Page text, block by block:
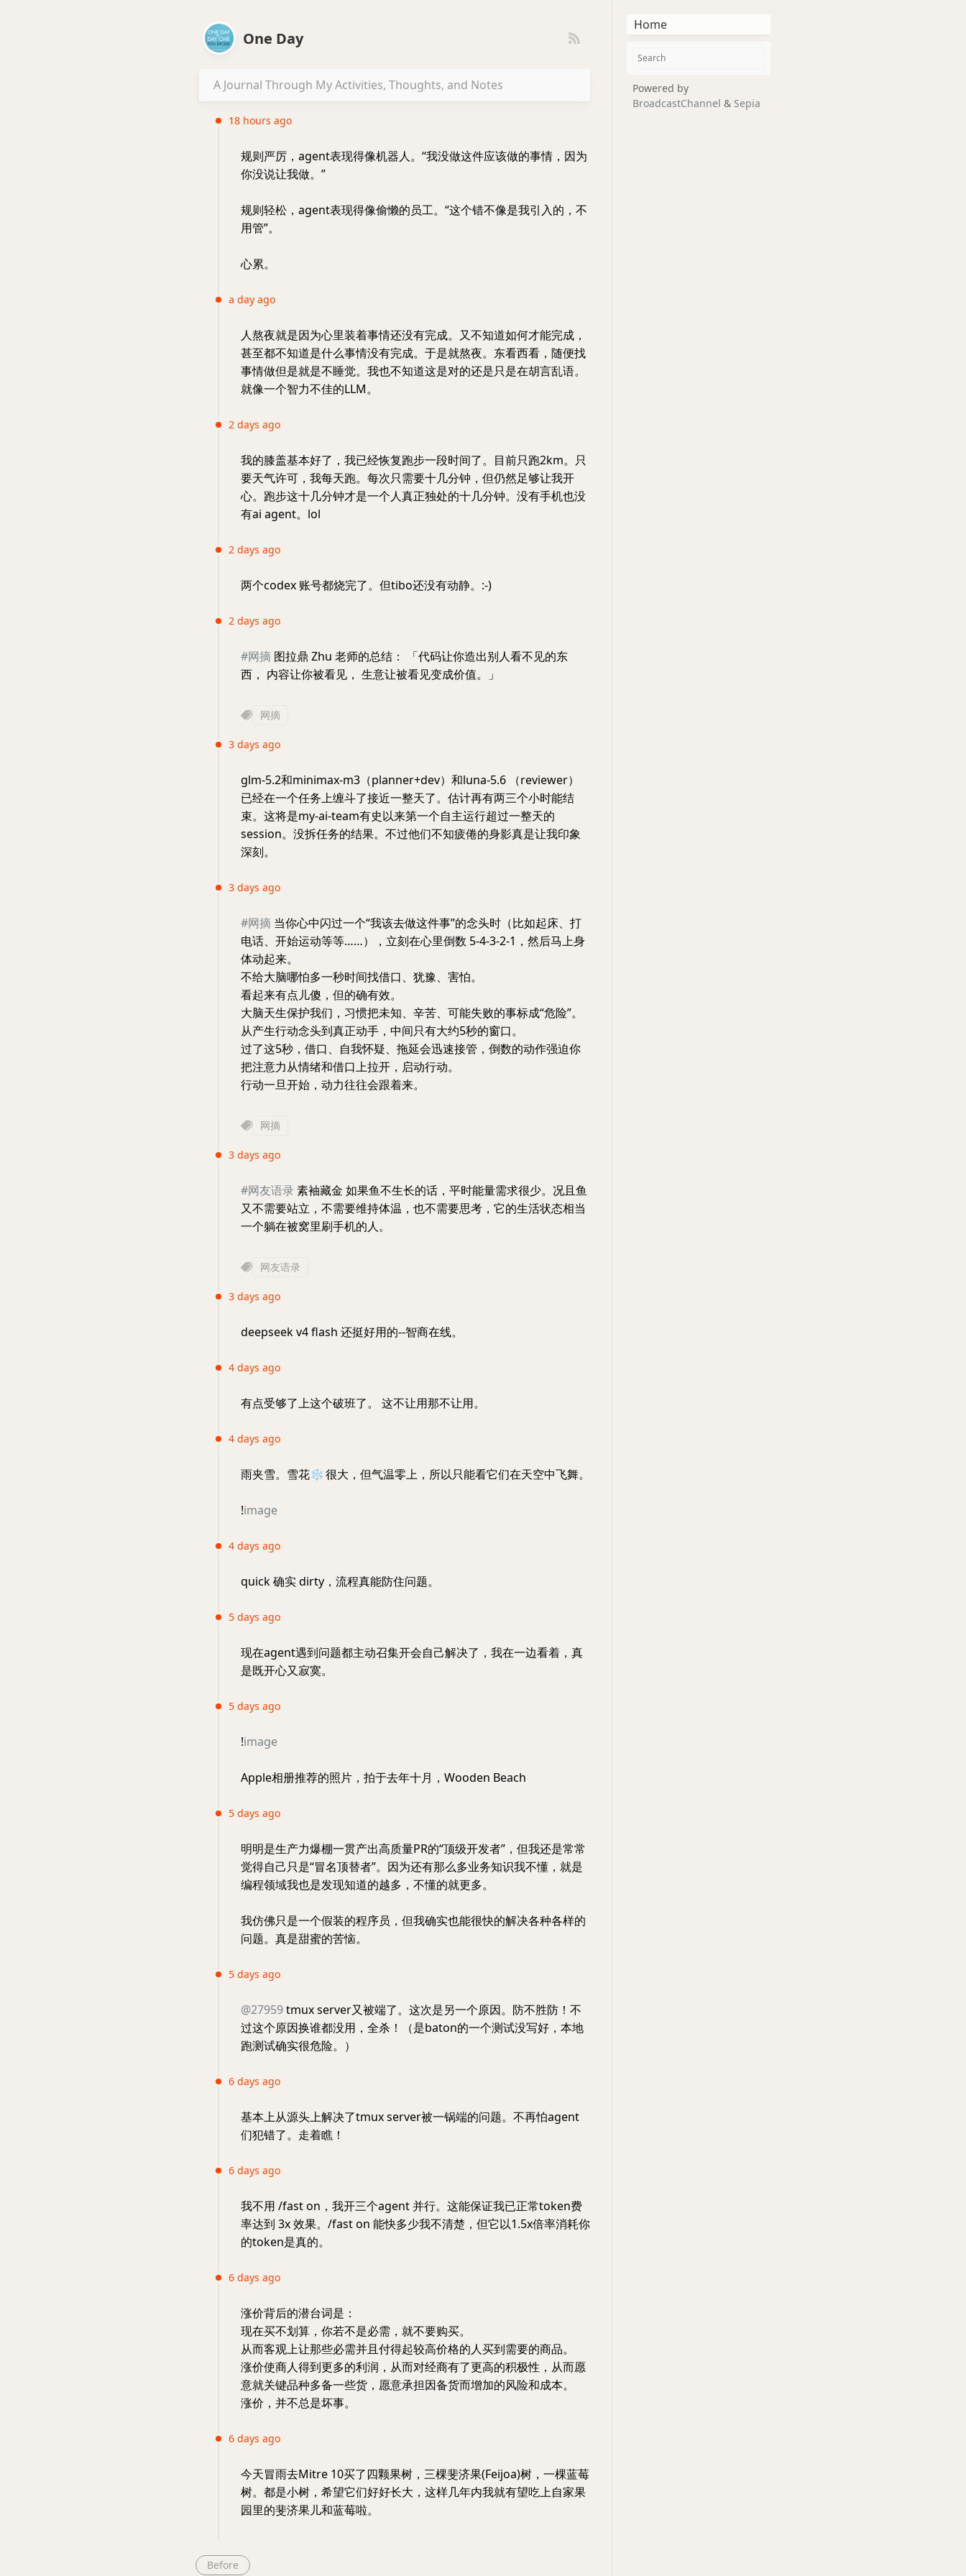
One Day
A Journal Through My Activities, Thoughts, and Notes
18 hours ago
规则严厉，agent表现得像机器人。“我没做这件应该做的事情，因为
你没说让我做。”
规则轻松，agent表现得像偷懒的员工。“这个错不像是我引入的，不
用管”。
心累。
a day ago
人熬夜就是因为心里装着事情还没有完成。又不知道如何才能完成，
甚至都不知道是什么事情没有完成。于是就熬夜。东看西看，随便找
事情做但是就是不睡觉。我也不知道这是对的还是只是在胡言乱语。
就像一个智力不佳的LLM。
2 days ago
我的膝盖基本好了，我已经恢复跑步一段时间了。目前只跑2km。只
要天气许可，我每天跑。每次只需要十几分钟，但仍然足够让我开
心。跑步这十几分钟才是一个人真正独处的十几分钟。没有手机也没
有ai agent。lol
2 days ago
两个codex 账号都烧完了。但tibo还没有动静。:-)
2 days ago
#网摘 图拉鼎 Zhu 老师的总结： 「代码让你造出别人看不见的东
西， 内容让你被看见， 生意让被看见变成价值。」
网摘
3 days ago
glm-5.2和minimax-m3（planner+dev）和luna-5.6 （reviewer）
已经在一个任务上缠斗了接近一整天了。估计再有两三个小时能结
束。这将是my-ai-team有史以来第一个自主运行超过一整天的
session。没拆任务的结果。不过他们不知疲倦的身影真是让我印象
深刻。
3 days ago
#网摘 当你心中闪过一个“我该去做这件事”的念头时（比如起床、打
电话、开始运动等等……），立刻在心里倒数 5-4-3-2-1，然后马上身
体动起来。
不给大脑哪怕多一秒时间找借口、犹豫、害怕。
看起来有点儿傻，但的确有效。
大脑天生保护我们，习惯把未知、辛苦、可能失败的事标成“危险”。
从产生行动念头到真正动手，中间只有大约5秒的窗口。
过了这5秒，借口、自我怀疑、拖延会迅速接管，倒数的动作强迫你
把注意力从情绪和借口上拉开，启动行动。
行动一旦开始，动力往往会跟着来。
网摘
3 days ago
#网友语录 素袖藏金 如果鱼不生长的话，平时能量需求很少。况且鱼
又不需要站立，不需要维持体温，也不需要思考，它的生活状态相当
一个躺在被窝里刷手机的人。
网友语录
3 days ago
deepseek v4 flash 还挺好用的--智商在线。
4 days ago
有点受够了上这个破班了。 这不让用那不让用。
4 days ago
雨夹雪。雪花❄️很大，但气温零上，所以只能看它们在天空中飞舞。
!image
4 days ago
quick 确实 dirty，流程真能防住问题。
5 days ago
现在agent遇到问题都主动召集开会自己解决了，我在一边看着，真
是既开心又寂寞。
5 days ago
!image
Apple相册推荐的照片，拍于去年十月，Wooden Beach
5 days ago
明明是生产力爆棚一贯产出高质量PR的“顶级开发者”，但我还是常常
觉得自己只是“冒名顶替者”。因为还有那么多业务知识我不懂，就是
编程领域我也是发现知道的越多，不懂的就更多。
我仿佛只是一个假装的程序员，但我确实也能很快的解决各种各样的
问题。真是甜蜜的苦恼。
5 days ago
@27959tmux server又被端了。这次是另一个原因。防不胜防！不
过这个原因换谁都没用，全杀！（是baton的一个测试没写好，本地
跑测试确实很危险。）
6 days ago
基本上从源头上解决了tmux server被一锅端的问题。不再怕agent
们犯错了。走着瞧！
6 days ago
我不用 /fast on，我开三个agent 并行。这能保证我已正常token费
率达到 3x 效果。/fast on 能快多少我不清楚，但它以1.5x倍率消耗你
的token是真的。
6 days ago
涨价背后的潜台词是：
现在买不划算，你若不是必需，就不要购买。
从而客观上让那些必需并且付得起较高价格的人买到需要的商品。
涨价使商人得到更多的利润，从而对经商有了更高的积极性，从而愿
意就关键品种多备一些货，愿意承担因备货而增加的风险和成本。
涨价，并不总是坏事。
6 days ago
今天冒雨去Mitre 10买了四颗果树，三棵斐济果(Feijoa)树，一棵蓝莓
树。都是小树，希望它们好好长大，这样几年内我就有望吃上自家果
园里的斐济果儿和蓝莓啦。
Before
Home
Powered by
BroadcastChannel & Sepia